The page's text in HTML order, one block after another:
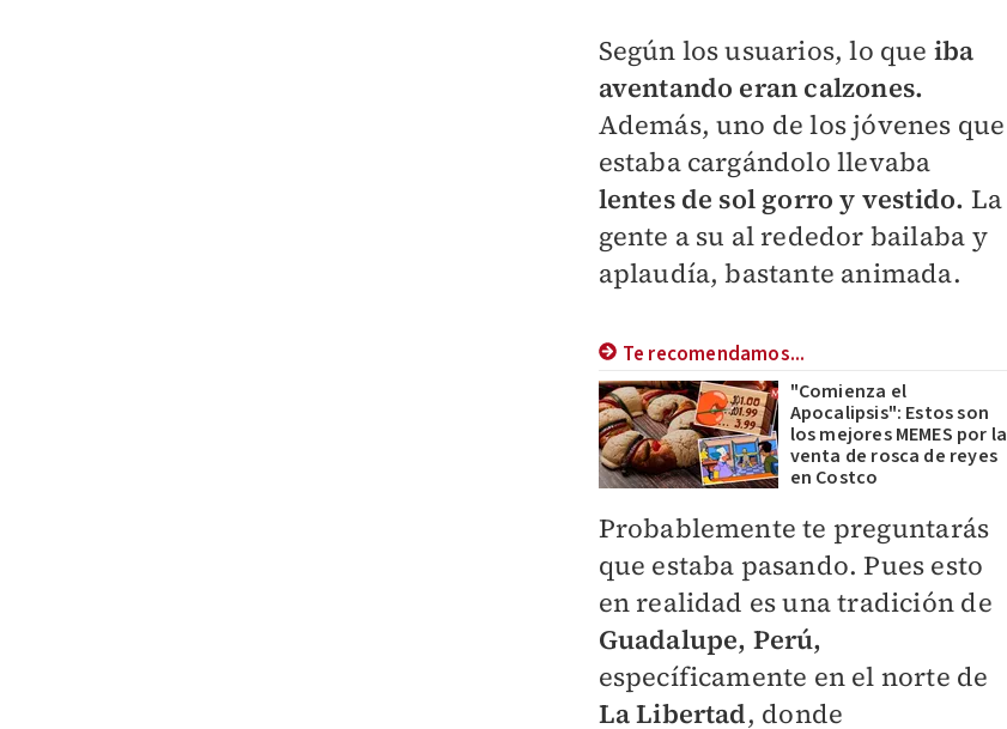
Según los usuarios, lo que iba
aventando eran calzones.
Además, uno de los jóvenes que
estaba cargándolo llevaba
lentes de sol gorro y vestido. La
gente a su al rededor bailaba y
aplaudía, bastante animada.
Te recomendamos...
"Comienza el
Apocalipsis": Estos son
los mejores MEMES por la
venta de rosca de reyes
en Costco
Probablemente te preguntarás
que estaba pasando. Pues esto
en realidad es una tradición de
Guadalupe, Perú,
específicamente en el norte de
La Libertad, donde